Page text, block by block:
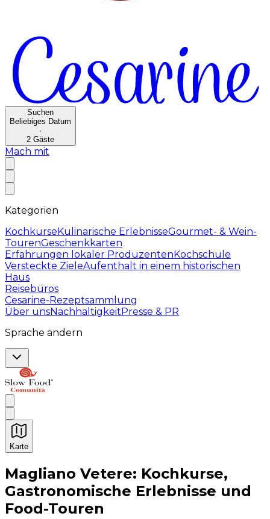
Suchen
Beliebiges Datum
·
2 Gäste
Mach mit
Kategorien
KochkurseKulinarische ErlebnisseGourmet- & Wein-
TourenGeschenkkarten
Erfahrungen lokaler ProduzentenKochschule
Versteckte ZieleAufenthalt in einem historischen
Haus
Reisebüros
Cesarine-Rezeptsammlung
Über unsNachhaltigkeitPresse & PR
Sprache ändern
Karte
Unvergessliche kulinarische Erlebnisse:
Magliano Vetere: Kochkurse,
Gastronomische Erlebnisse und
Food-Touren